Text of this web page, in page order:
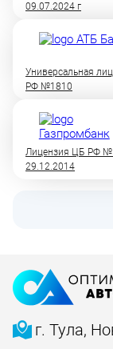
09.07.2024 г
Универсальная
РФ №1810
Лицензия ЦБ РФ №
29.12.2014
г. Тула,